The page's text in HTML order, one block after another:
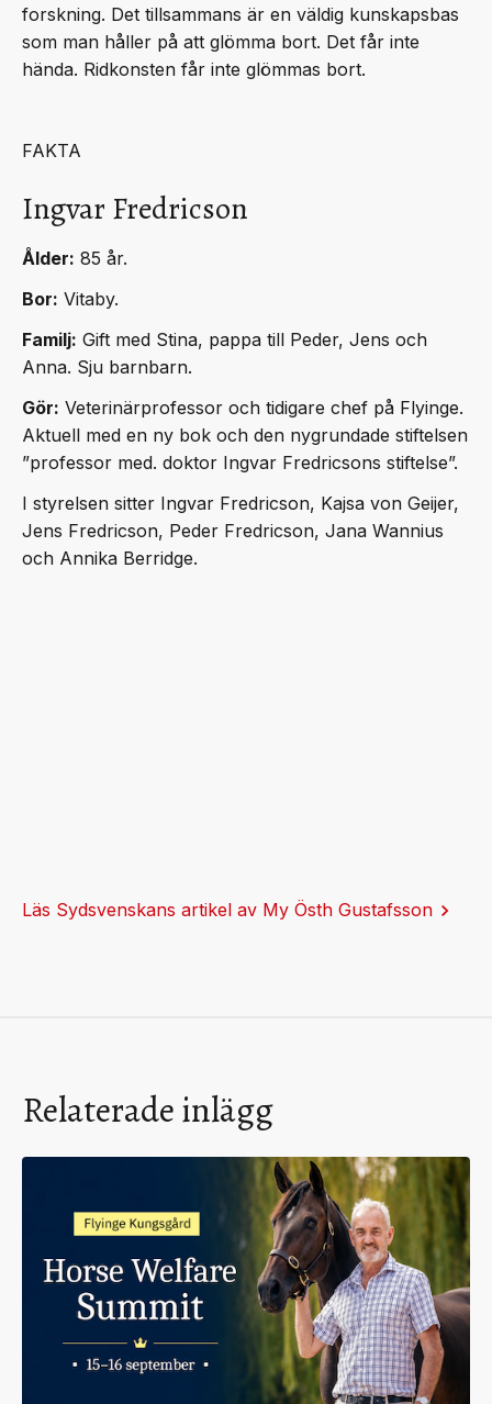
forskning. Det tillsammans är en väldig kunskapsbas
som man håller på att glömma bort. Det får inte
hända. Ridkonsten får inte glömmas bort.
FAKTA
Ingvar Fredricson
Ålder: 85 år.
Bor: Vitaby.
Familj: Gift med Stina, pappa till Peder, Jens och
Anna. Sju barnbarn.
Gör: Veterinärprofessor och tidigare chef på Flyinge.
Aktuell med en ny bok och den nygrundade stiftelsen
”professor med. doktor Ingvar Fredricsons stiftelse”.
I styrelsen sitter Ingvar Fredricson, Kajsa von Geijer,
Jens Fredricson, Peder Fredricson, Jana Wannius
och Annika Berridge.
Läs Sydsvenskans artikel av My Östh Gustafsson
Relaterade inlägg